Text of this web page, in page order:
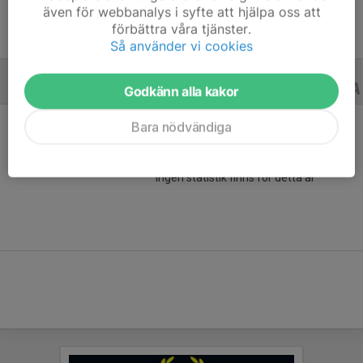
ALLA SERIER 21/22
Ingen statistik finns för detta år
även för webbanalys i syfte att hjälpa oss att
förbättra våra tjänster.
Så använder vi cookies
Godkänn alla kakor
Bara nödvändiga